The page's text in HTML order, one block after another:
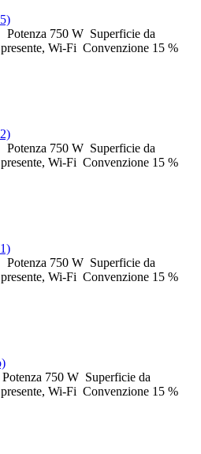
Potenza 750 W Superficie da
presente, Wi-Fi Convenzione 15 %
Potenza 750 W Superficie da
presente, Wi-Fi Convenzione 15 %
Potenza 750 W Superficie da
presente, Wi-Fi Convenzione 15 %
Potenza 750 W Superficie da
presente, Wi-Fi Convenzione 15 %